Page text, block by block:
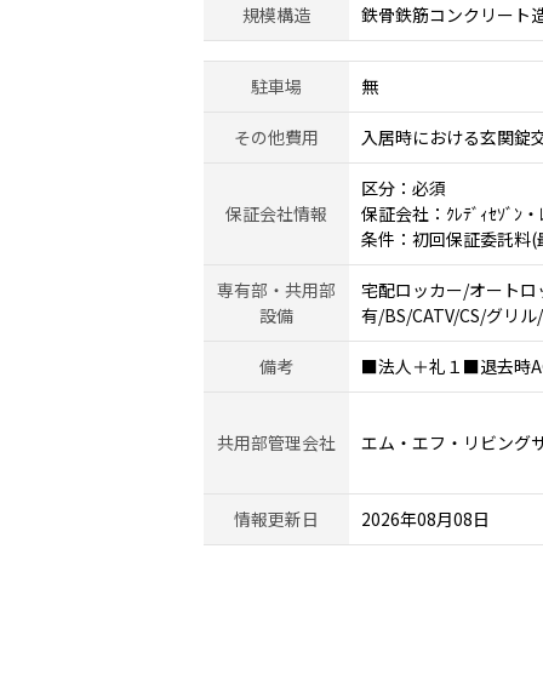
規模構造 鉄骨鉄筋コンクリート
駐車場 無
その他費用 入居時における玄関錠
保証会社情報
区分：必須
保証会社：ｸﾚﾃﾞｨｾｿﾞﾝ
条件：初回保証委託料
専有部・共用部
設備
宅配ロッカー/オート
有/BS/CATV/CS/グリ
備考 ■法人＋礼１■退去時
共用部管理会社 エム・エフ・リビング
情報更新日 2026年08月08日